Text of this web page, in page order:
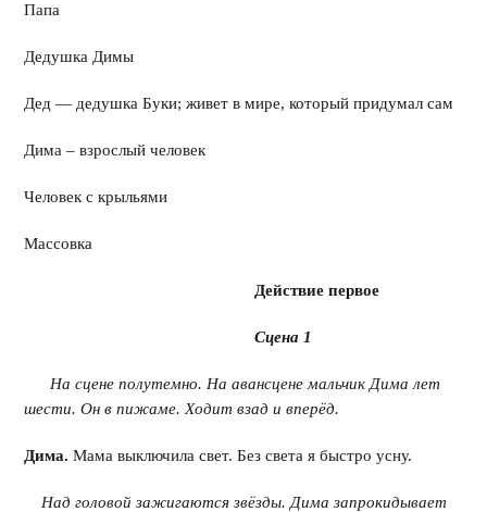
Папа
Дедушка Димы
Дед — дедушка Буки; живет в мире, который придумал сам
Дима – взрослый человек
Человек с крыльями
Массовка
Действие первое
Сцена 1
На сцене полутемно. На авансцене мальчик Дима лет
шести. Он в пижаме. Ходит взад и вперёд.
Дима. Мама выключила свет. Без света я быстро усну.
Над головой зажигаются звёзды. Дима запрокидывает